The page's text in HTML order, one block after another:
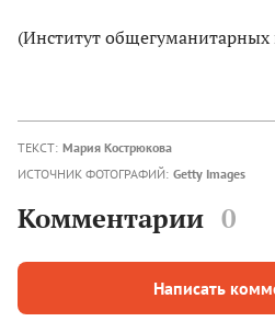
(Институт общегуманитарных
ТЕКСТ: Мария Кострюкова
ИСТОЧНИК ФОТОГРАФИЙ: Getty Images
Комментарии 0
Написать